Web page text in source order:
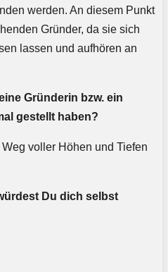
werden. An diesem Punkt
Gründer, da sie sich
lassen und aufhören an
Gründerin bzw. ein
gestellt haben?
voller Höhen und Tiefen
Du dich selbst